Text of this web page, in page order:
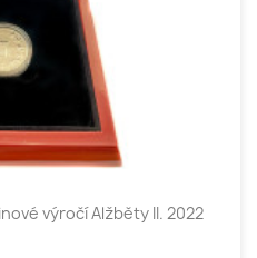
výročí Alžběty II. 2022